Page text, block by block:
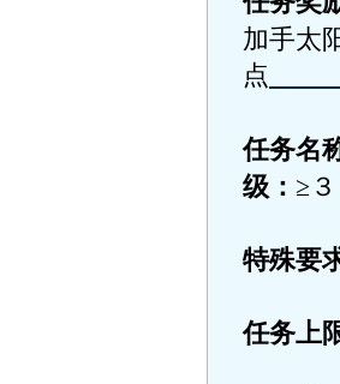
加手太
点
任务名
级： ≥
特殊要
任务上